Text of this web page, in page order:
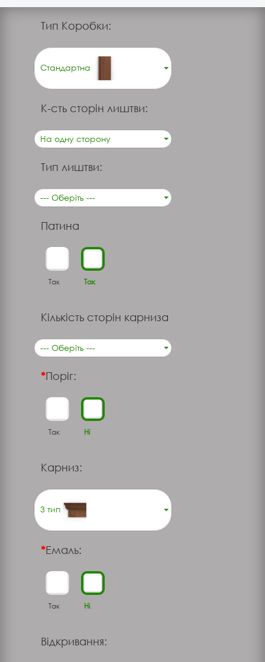
Тип Коробки:
Стандартна
К-сть сторін лиштви:
На одну сторону
Тип лиштви:
--- Оберіть ---
Патина
Так Так
Кількість сторін карниза
--- Оберіть ---
Поріг:
Так Ні
Карниз:
3 тип
Емаль:
Так Ні
Відкривання: